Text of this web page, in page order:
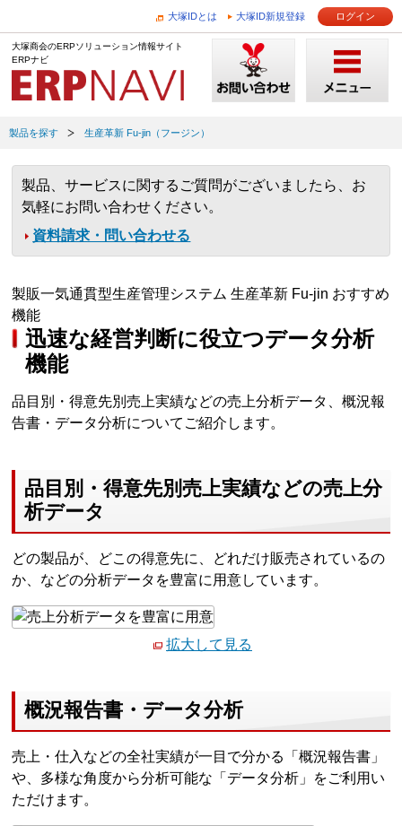
大塚IDとは 大塚ID新規登録 ログイン
大塚商会のERPソリューション情報サイト
ERPナビ
製品を探す 生産革新 Fu-jin（フージン）
製品、サービスに関するご質問がございましたら、お
気軽にお問い合わせください。
資料請求・問い合わせる
製販一気通貫型生産管理システム 生産革新 Fu-jin おすすめ
機能
迅速な経営判断に役立つデータ分析
機能
品目別・得意先別売上実績などの売上分析データ、概況報
告書・データ分析についてご紹介します。
品目別・得意先別売上実績などの売上分
析データ
どの製品が、どこの得意先に、どれだけ販売されているの
か、などの分析データを豊富に用意しています。
拡大して見る
概況報告書・データ分析
売上・仕入などの全社実績が一目で分かる「概況報告書」
や、多様な角度から分析可能な「データ分析」をご利用い
ただけます。